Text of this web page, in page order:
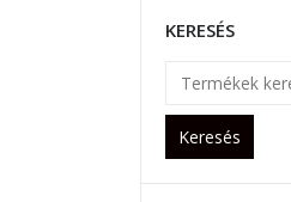
KERESÉS
Keresés